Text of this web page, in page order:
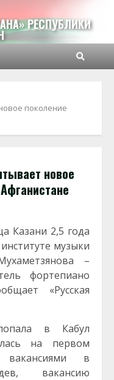
РЕСПУБЛИКИ
поколение
новое
Казани 2,5 года
музыки
–
фортепиано
«Русская
в Кабул
на первом
в
вакансию